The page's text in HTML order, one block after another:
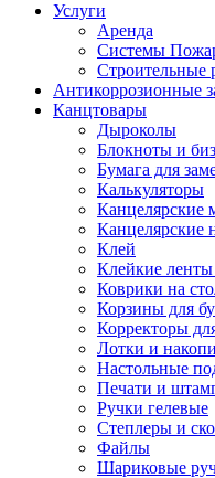
Услуги
Аренда
Системы
Строительные
Антикоррозионные
Канцтовары
Дыроколы
Блокноты и
Бумага для
Калькуляторы
Канцелярские
Клей
Клейкие
Коврики на
Корзины для
Корректоры
Лотки и
Настольные
Печати и
Ручки гелевые
Степлеры и
Файлы
Шариковые